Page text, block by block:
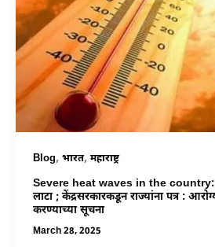
Blog, भारत, महाराष्ट्र
Severe heat waves in the country:
लाटा ; केंद्रसरकारकडून राज्यांना पत्र :
करण्याच्या सूचना
March 28, 2025